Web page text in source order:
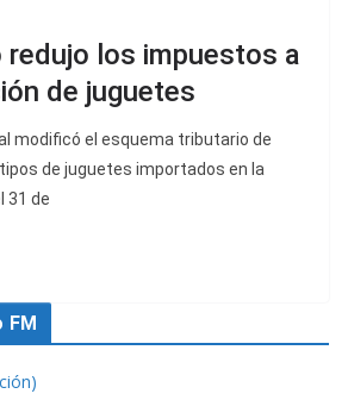
redujo los impuestos a
de juguetes
modificó el esquema tributario de
de juguetes importados en la
31 de
FM